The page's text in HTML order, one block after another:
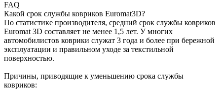
FAQ
Какой срок службы ковриков Euromat3D?
По статистике производителя, средний срок службы ковриков
Euromat 3D составляет не менее 1,5 лет. У многих
автомобилистов коврики служат 3 года и более при бережной
эксплуатации и правильном уходе за текстильной
поверхностью.
Причины, приводящие к уменьшению срока службы
ковриков: